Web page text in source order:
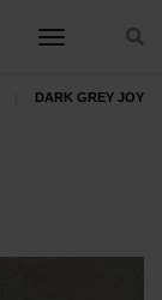
toggle
DARK GREY JOY